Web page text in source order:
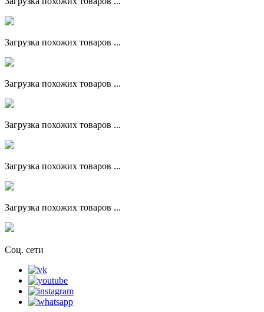
Загрузка похожих товаров ...
Загрузка похожих товаров ...
Загрузка похожих товаров ...
Загрузка похожих товаров ...
Загрузка похожих товаров ...
Соц. сети